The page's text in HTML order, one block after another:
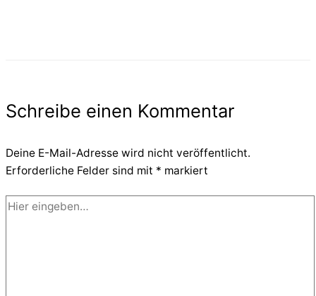
Schreibe einen Kommentar
Deine E-Mail-Adresse wird nicht veröffentlicht.
Erforderliche Felder sind mit * markiert
Hier